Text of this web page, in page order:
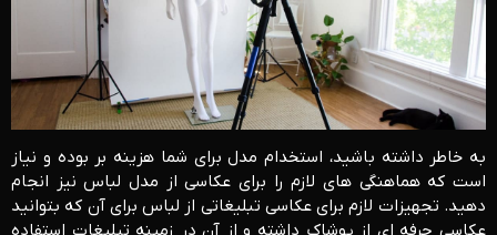
به خاطر داشته باشید، استخدام مدل برای شما هزینه بر بوده و نیاز
است که هماهنگی های لازم را برای عکاسی از مدل لباس نیز انجام
دهید. تجهیزات لازم برای عکاسی تبلیغاتی از لباس برای آن که بتوانید